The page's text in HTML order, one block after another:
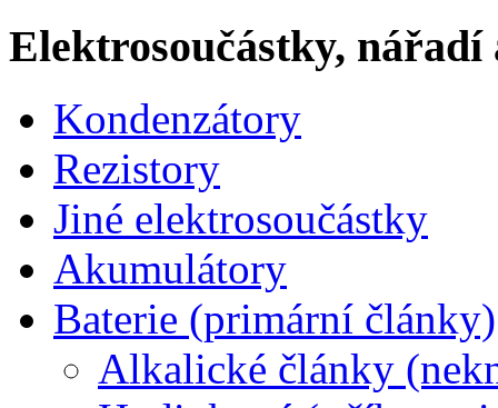
Elektrosoučástky, nářadí
Kondenzátory
Rezistory
Jiné elektrosoučástky
Akumulátory
Baterie (primární články)
Alkalické články